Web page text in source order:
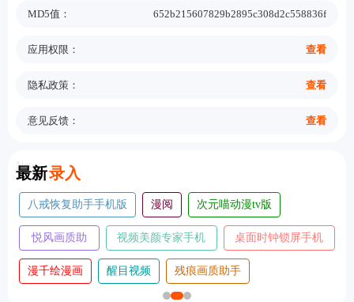
MD5值： 652b215607829b2895c308d2c558836f
应用权限： 查看
隐私政策： 查看
意见反馈： 查看
最新录入
New
漫阅 次元喵动漫tv版
视频美颜专家手机
版
桌面时钟锁屏手机
版
目视频
残痕画质助手
koloro滤镜君
凤凰影院tv版